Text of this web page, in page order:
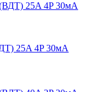
25A 4P 30мА